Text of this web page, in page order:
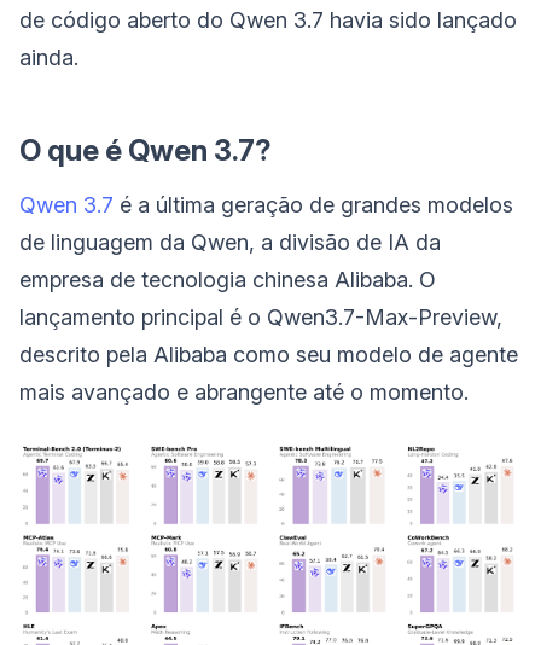
de código aberto do Qwen 3.7 havia sido lançado
ainda.
O que é Qwen 3.7?
Qwen 3.7 é a última geração de grandes modelos
de linguagem da Qwen, a divisão de IA da
empresa de tecnologia chinesa Alibaba. O
lançamento principal é o Qwen3.7-Max-Preview,
descrito pela Alibaba como seu modelo de agente
mais avançado e abrangente até o momento.